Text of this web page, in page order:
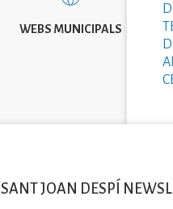
WEBS MUNICIPALS
SANT JOAN DESPÍ